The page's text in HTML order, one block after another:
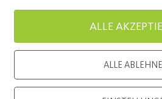
Engagement wird um
Projekt „Post SV on Ice“
ALLE
ALLE